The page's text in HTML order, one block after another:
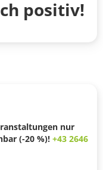
positiv!
nur
(-20 %)! +43 2646